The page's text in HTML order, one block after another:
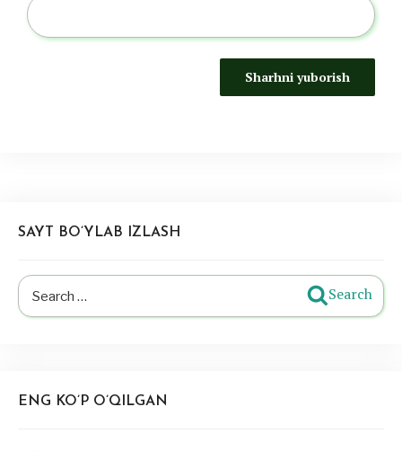
SAYT BO’YLAB IZLASH
Search
for:
Search
ENG KO’P O’QILGAN